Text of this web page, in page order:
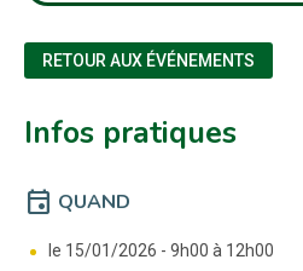
RETOUR AUX ÉVÉNEMENTS
Infos pratiques
event QUAND
le 15/01/2026 - 9h00 à 12h00